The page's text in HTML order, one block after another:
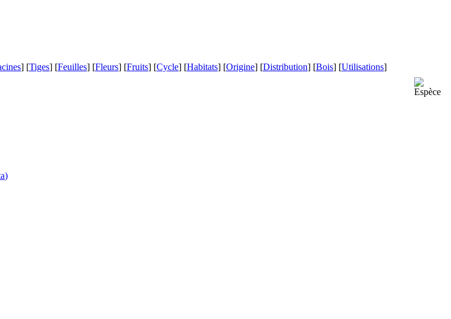
] [Tiges] [Feuilles] [Fleurs] [Fruits] [Cycle] [Habitats] [Origine] [Distribution] [Bois] [Utilisations]
)